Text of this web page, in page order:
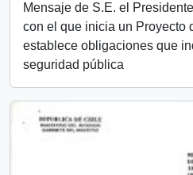
Mensaje de S.E. el
con el que inicia un Proyecto
establece obligaciones que
seguridad pública